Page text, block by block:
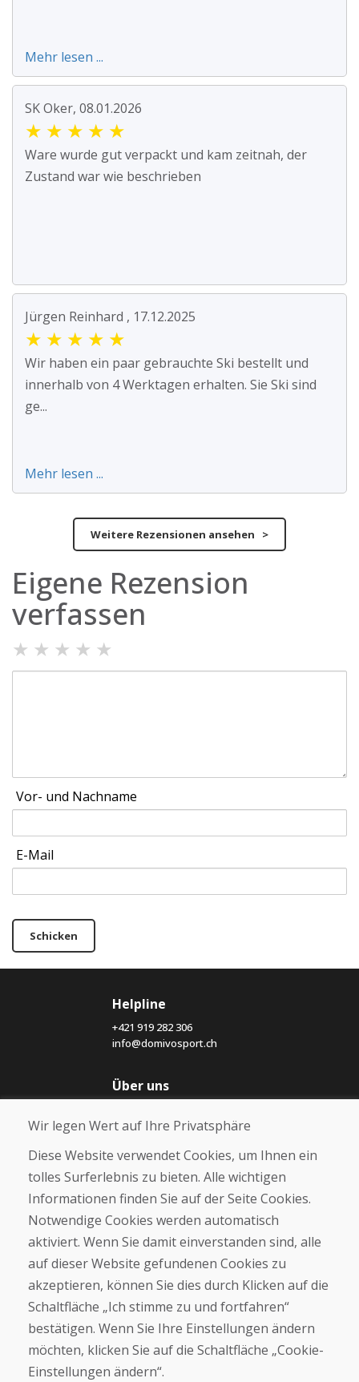
Mehr lesen ...
SK Oker, 08.01.2026
★ ★ ★ ★ ★
Ware wurde gut verpackt und kam zeitnah, der
Zustand war wie beschrieben
Jürgen Reinhard , 17.12.2025
★ ★ ★ ★ ★
Wir haben ein paar gebrauchte Ski bestellt und
innerhalb von 4 Werktagen erhalten. Sie Ski sind
ge...
Mehr lesen ...
Weitere Rezensionen ansehen >
Eigene Rezension
verfassen
★ ★ ★ ★ ★
Vor- und Nachname
E-Mail
Schicken
Helpline
+421 919 282 306
info@domivosport.ch
Über uns
Über uns
Kontakt
Kaufen
E-Shop
Geschäftsbedingungen
Zahlung
Beschwerde
Rückgabe und Umtausch von Waren
Cookies
Wir legen Wert auf Ihre Privatsphäre
Diese Website verwendet Cookies, um Ihnen ein
tolles Surferlebnis zu bieten. Alle wichtigen
Informationen finden Sie auf der Seite Cookies.
Notwendige Cookies werden automatisch
aktiviert. Wenn Sie damit einverstanden sind, alle
auf dieser Website gefundenen Cookies zu
akzeptieren, können Sie dies durch Klicken auf die
Schaltfläche „Ich stimme zu und fortfahren“
bestätigen. Wenn Sie Ihre Einstellungen ändern
möchten, klicken Sie auf die Schaltfläche „Cookie-
Einstellungen ändern“.